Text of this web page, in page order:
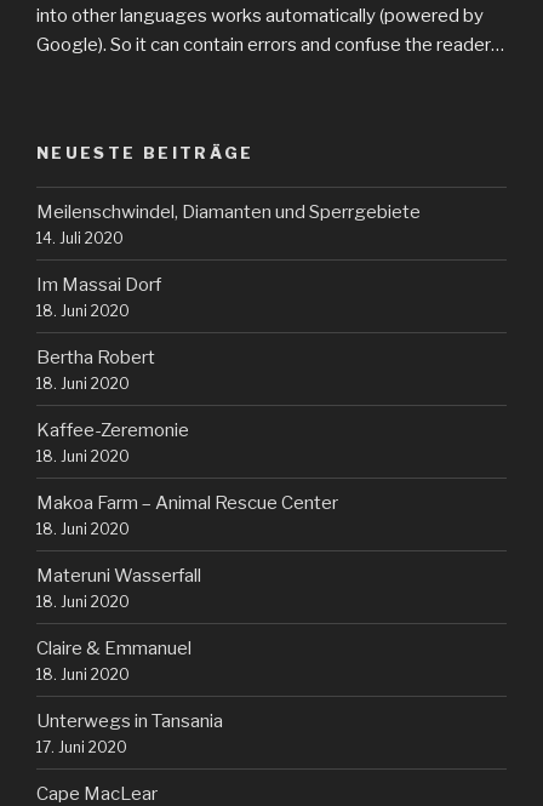
into other languages works automatically (powered by
Google). So it can contain errors and confuse the reader…
NEUESTE BEITRÄGE
Meilenschwindel, Diamanten und Sperrgebiete
14. Juli 2020
Im Massai Dorf
18. Juni 2020
Bertha Robert
18. Juni 2020
Kaffee-Zeremonie
18. Juni 2020
Makoa Farm – Animal Rescue Center
18. Juni 2020
Materuni Wasserfall
18. Juni 2020
Claire & Emmanuel
18. Juni 2020
Unterwegs in Tansania
17. Juni 2020
Cape MacLear